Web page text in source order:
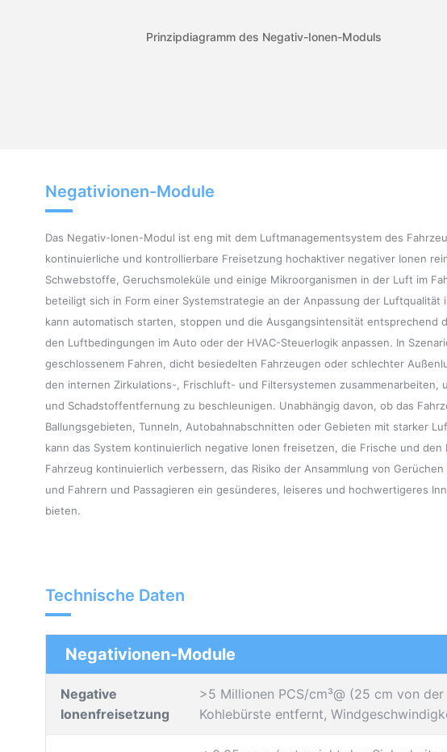
Prinzipdiagramm des Negativ-Ionen-Moduls
Negativionen-Module
Das Negativ-Ionen-Modul ist eng mit dem Luftmanagementsystem des
kontinuierliche und kontrollierbare Freisetzung hochaktiver negativer Ionen
Schwebstoffe, Geruchsmoleküle und einige Mikroorganismen in der Luft im
beteiligt sich in Form einer Systemstrategie an der Anpassung der Luftqualität
kann automatisch starten, stoppen und die Ausgangsintensität entsprechend
den Luftbedingungen im Auto oder der HVAC-Steuerlogik anpassen. In
geschlossenem Fahren, dicht besiedelten Fahrzeugen oder schlechter
den internen Zirkulations-, Frischluft- und Filtersystemen zusammenarbeiten,
und Schadstoffentfernung zu beschleunigen. Unabhängig davon, ob das
Ballungsgebieten, Tunneln, Autobahnabschnitten oder Gebieten mit starker
kann das System kontinuierlich negative Ionen freisetzen, die Frische und den
Fahrzeug kontinuierlich verbessern, das Risiko der Ansammlung von
und Fahrern und Passagieren ein gesünderes, leiseres und hochwertigeres
bieten.
Technische Daten
Negativionen-Module
Negative
Ionenfreisetzung
>5 Millionen PCS/cm³@ (25 cm von der
Kohlebürste entfernt,